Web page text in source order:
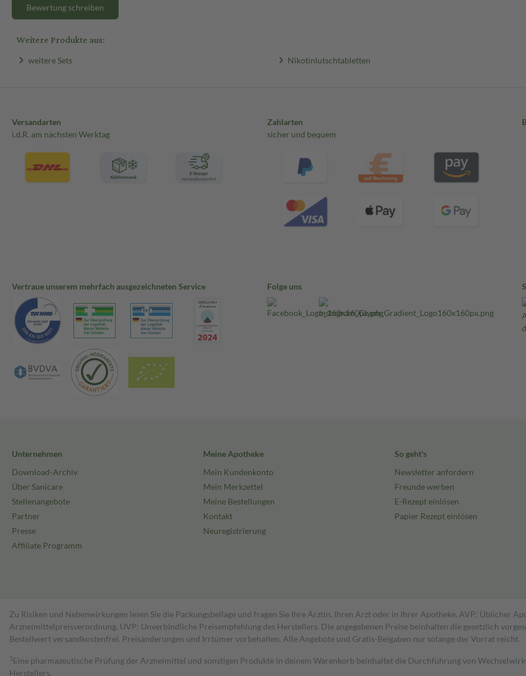
Bewertung schreiben
Weitere Produkte aus:
weitere Sets Nikotinlutschtabletten
Versandarten
i.d.R. am nächsten Werktag
Zahlarten
sicher und bequem
Vertraue unserem mehrfach ausgezeichneten Service Folge uns
Unternehmen
Download-Archiv
Über Sanicare
Stellenangebote
Partner
Presse
Affiliate Programm
Meine Apotheke
Mein Kundenkonto
Mein Merkzettel
Meine Bestellungen
Kontakt
Neuregistrierung
So geht's
Newsletter anfordern
Freunde werben
E-Rezept einlösen
Papier Rezept einlösen
Zu Risiken und Nebenwirkungen lesen Sie die Packungsbeilage und fragen Sie Ihre Ärztin, Ihren Arzt oder in Ihrer Apotheke. AVP: Üblicher
Arzneimittelpreisverordnung. UVP: Unverbindliche Preisempfehlung des Herstellers. Die angegebenen Preise beinhalten die gesetzlich
Bestell­wert versand­kosten­frei. Preisänderungen und Irrtümer vorbehalten. Alle Angebote und Gratis-Beigaben nur solange der Vorrat reicht.
1 Eine pharmazeutische Prüfung der Arzneimittel und sonstigen Produkte in deinem Warenkorb beinhaltet die Durchführung von
Herstellers.